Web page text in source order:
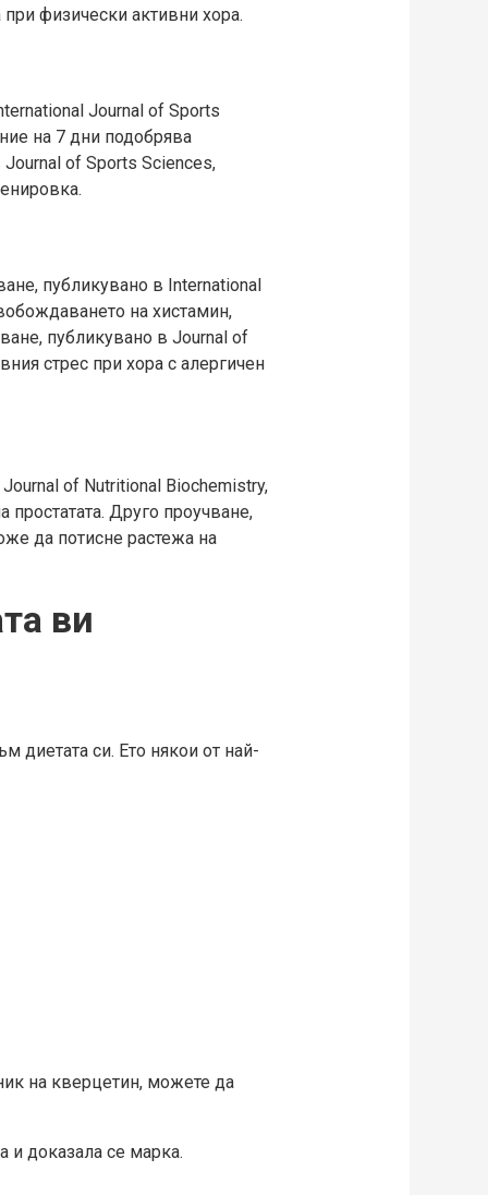
физически активни хора.
Journal of Sports
на 7 дни подобрява
of Sports Sciences,
публикувано в International
на хистамин,
публикувано в Journal of
стрес при хора с алергичен
of Nutritional Biochemistry,
Друго проучване,
да потисне растежа на
ви
диетата си. Ето някои от най-
на квеpцетин, можете да
и доказала се марка.